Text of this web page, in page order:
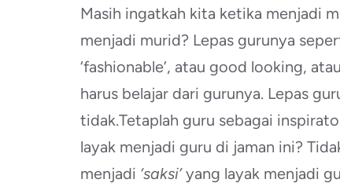
Masih ingatkah kita ketika menjadi
menjadi murid? Lepas gurunya
‘fashionable’, atau good looking,
harus belajar dari gurunya. Lepas
tidak.Tetaplah guru sebagai
layak menjadi guru di jaman ini?
menjadi ‘saksi’yang layak menjadi